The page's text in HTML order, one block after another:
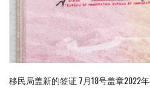
移民局盖新的签证 7月18号盖章2022年